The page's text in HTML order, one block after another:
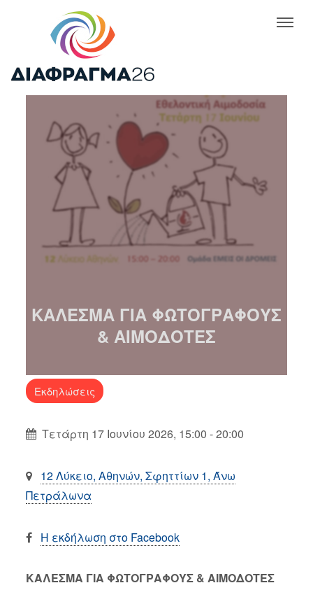
ΚΑΛΕΣΜΑ ΓΙΑ ΦΩΤΟΓΡΑΦΟΥΣ
& ΑΙΜΟΔΟΤΕΣ
Εκδηλώσεις
Τετάρτη 17 Ιουνίου 2026, 15:00 - 20:00
12 Λύκειο, Αθηνών, Σφηττίων 1, Άνω
Πετράλωνα
Η εκδήλωση στο Facebook
ΚΑΛΕΣΜΑ ΓΙΑ ΦΩΤΟΓΡΑΦΟΥΣ & ΑΙΜΟΔΟΤΕΣ